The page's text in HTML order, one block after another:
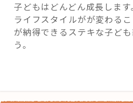
子どもはどんどん成長します。
ライフスタイルがが変わる
が納得できるステキな子ど
う。